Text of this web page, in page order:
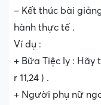
– Kết thúc bài
hành thực tế .
Ví dụ :
+ Bữa Tiệc ly : Hãy
r 11,24 ) .
+ Người phụ nữ